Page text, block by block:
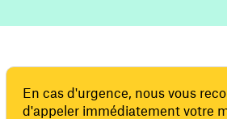
En cas d'urgence, nous vous
d'appeler immédiatement votre